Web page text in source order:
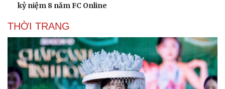
kỷ niệm 8 năm FC Online
THỜI TRANG